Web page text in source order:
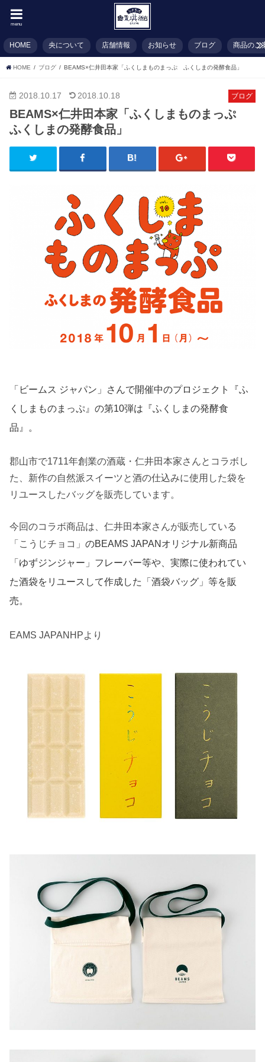
menu
HOME 央について 店舗情報 お知らせ ブログ 商品のご
HOME ブログ BEAMS×仁井田本家「ふくしまものまっぷ ふくしまの発酵食品」
ブログ
2018.10.17 2018.10.18
BEAMS×仁井田本家「ふくしまものまっぷ
ふくしまの発酵食品」
「ビームス ジャパン」さんで開催中のプロジェクト『ふ
くしまものまっぷ』の第10弾は『ふくしまの発酵食
品』。
郡山市で1711年創業の酒蔵・仁井田本家さんとコラボし
た、新作の自然派スイーツと酒の仕込みに使用した袋を
リユースしたバッグを販売しています。
今回のコラボ商品は、仁井田本家さんが販売している
「こうじチョコ」のBEAMS JAPANオリジナル新商品
「ゆずジンジャー」フレーバー等や、実際に使われてい
た酒袋をリユースして作成した「酒袋バッグ」等を販
売。
EAMS JAPANHPより